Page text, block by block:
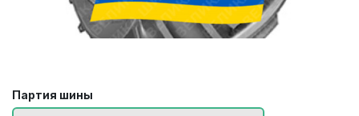
Партия шины